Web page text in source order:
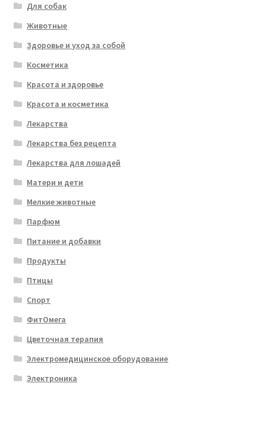
Для собак
Животные
Здоровье и уход за собой
Косметика
Красота и здоровье
Красота и косметика
Лекарства
Лекарства без рецепта
Лекарства для лошадей
Матери и дети
Мелкие животные
Парфюм
Питание и добавки
Продукты
Птицы
Спорт
ФитОмега
Цветочная терапия
Электромедицинское оборудование
Электроника